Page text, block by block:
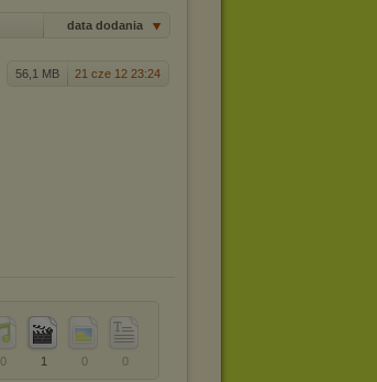
data dodania
56,1 MB 21 cze 12 23:24
0
0
1
0